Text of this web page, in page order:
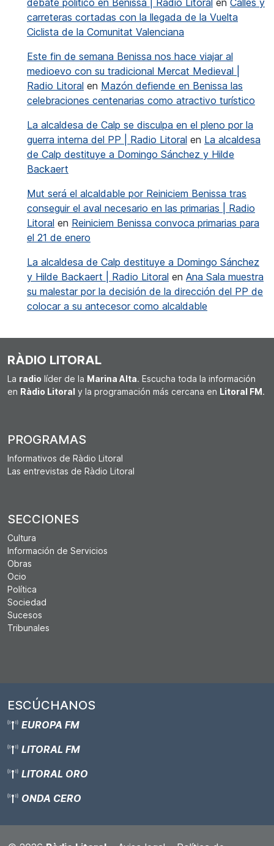
debate político en Benissa | Radio Litoral en Calles y
carreteras cortadas con la llegada de la Vuelta
Ciclista de la Comunitat Valenciana
Este fin de semana Benissa nos hace viajar al
medioevo con su tradicional Mercat Medieval |
Radio Litoral en Mazón defiende en Benissa las
celebraciones centenarias como atractivo turístico
La alcaldesa de Calp se disculpa en el pleno por la
guerra interna del PP | Radio Litoral en La alcaldesa
de Calp destituye a Domingo Sánchez y Hilde
Backaert
Mut será el alcaldable por Reiniciem Benissa tras
conseguir el aval necesario en las primarias | Radio
Litoral en Reiniciem Benissa convoca primarias para
el 21 de enero
La alcaldesa de Calp destituye a Domingo Sánchez
y Hilde Backaert | Radio Litoral en Ana Sala muestra
su malestar por la decisión de la dirección del PP de
colocar a su antecesor como alcaldable
RÀDIO LITORAL
La radio líder de la Marina Alta. Escucha toda la información
en Ràdio Litoral y la programación más cercana en Litoral FM.
PROGRAMAS
Informativos de Ràdio Litoral
Las entrevistas de Ràdio Litoral
SECCIONES
Cultura
Información de Servicios
Obras
Ocio
Política
Sociedad
Sucesos
Tribunales
ESCÚCHANOS
EUROPA FM
LITORAL FM
LITORAL ORO
ONDA CERO